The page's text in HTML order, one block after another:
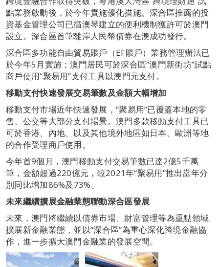
點業務啟動後，於今年實施優化措施。深合區推薦的投
資基金管理公司已循澳琴建立的便利機制獲許可於澳門
設立。深合區首筆離岸人民幣債券在澳成功發行。
深合區多功能自由貿易賬戶（EF賬戶）業務管理辦法已
於今年5月實施；澳門居民可於深合區“澳門新街坊”試點
商戶使用“聚易用”支付工具以澳門元支付。
移動支付快速發展交易筆數及金額大幅增加
移動支付市場近年快速發展，“聚易用”已覆蓋本地的零
售、公交等大部分支付場景。澳門多款移動支付工具已
可於香港、內地、以及其他境外地區如日本、歐洲等地
的合作受理商戶使用。
今年首9個月，澳門移動支付交易筆數已達2億5千萬
筆，金額超過220億元，較2021年“聚易用”推出當年分
別同比增加86%及73%。
未來繼續擴展金融業態聯動深合區發展
未來，澳門將繼續以債券市場、財富管理等為重點領域
擴展新金融業態，並以“深合區”為重心深化跨境金融協
作，進一步擴大澳門金融業的發展空間。